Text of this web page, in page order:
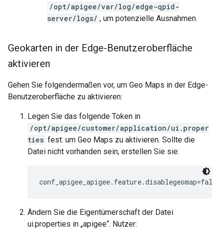
/opt/apigee/var/log/edge-qpid-
server/logs/ , um potenzielle Ausnahmen.
Geokarten in der Edge-Benutzeroberfläche
aktivieren
Gehen Sie folgendermaßen vor, um Geo Maps in der Edge-
Benutzeroberfläche zu aktivieren:
Legen Sie das folgende Token in
/opt/apigee/customer/application/ui.proper
ties fest: um Geo Maps zu aktivieren. Sollte die
Datei nicht vorhanden sein, erstellen Sie sie:
conf_apigee_apigee.feature.disablegeomap=false
Ändern Sie die Eigentümerschaft der Datei
ui.properties in „apigee“. Nutzer: